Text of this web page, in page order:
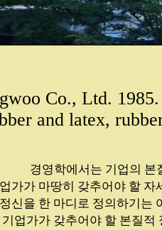
Co., Ltd.
and latex,
경영학에서는 기업의 본
가가 마땅히 갖추어야 할
신을 한 마디로 정의하기는
기업가가 갖추어야 할 본질적